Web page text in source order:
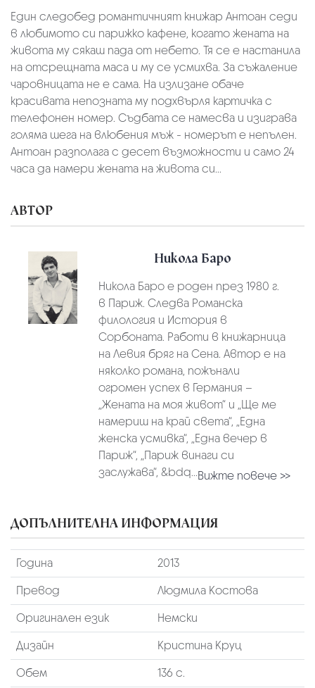
Един следобед романтичният книжар Антоан седи
в любимото си парижко кафене, когато жената на
живота му сякаш пада от небето. Тя се е настанила
на отсрещната маса и му се усмихва. За съжаление
чаровницата не е сама. На излизане обаче
красивата непозната му подхвърля картичка с
телефонен номер. Съдбата се намесва и изиграва
голяма шега на влюбения мъж - номерът е непълен.
Антоан разполага с десет възможности и само 24
часа да намери жената на живота си...
АВТОР
Никола Баро
Никола Баро е роден през 1980 г.
в Париж. Следва Романска
филология и История в
Сорбоната. Работи в книжарница
на Левия бряг на Сена. Автор е на
няколко романа, пожънали
огромен успех в Германия –
„Жената на моя живот“ и „Ще ме
намериш на край света“, „Една
женска усмивка“, „Една вечер в
Париж“, „Париж винаги си
заслужава“, &bdq...Вижте повече >>
ДОПЪЛНИТЕЛНА ИНФОРМАЦИЯ
Година
2013
Превод
Людмила Костова
Оригинален език
Немски
Дизайн
Кристина Круц
Обем
136 с.